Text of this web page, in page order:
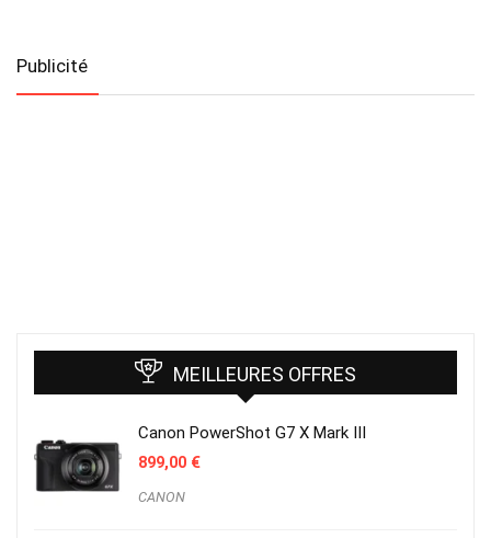
Publicité
MEILLEURES OFFRES
Canon PowerShot G7 X Mark III
899,00 €
CANON